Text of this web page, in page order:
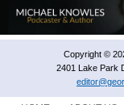
Copyright ©
2401 Lake Park